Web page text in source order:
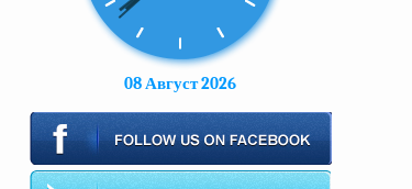
08 Август 2026